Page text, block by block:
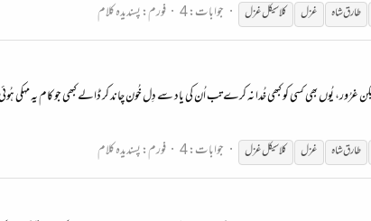
طارق شاہ غزل کلاسیکل غزل جوابات: 4 فورم:پسندیدہ کلام
یُوں بھی کسی کو کبھی خُدا نہ کرے تب اُن کی یاد سے دِل خُون چاند کر ڈالے کبھی جو کام یہ مہکی
طارق شاہ غزل کلاسیکل غزل جوابات: 4 فورم:پسندیدہ کلام